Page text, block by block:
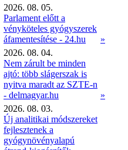
2026. 08. 05.
Parlament előtt a
vényköteles gyógyszerek
áfamentesítése - 24.hu
»
2026. 08. 04.
Nem zárult be minden
ajtó: több slágerszak is
nyitva maradt az SZTE-n
- delmagyar.hu
»
2026. 08. 03.
Új analitikai módszereket
fejlesztenek a
gyógynövényalapú